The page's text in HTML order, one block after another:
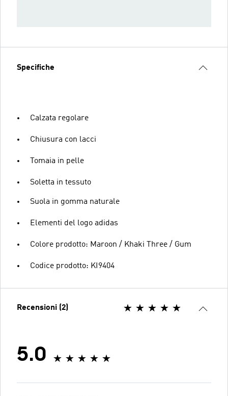
Specifiche
Calzata regolare
Chiusura con lacci
Tomaia in pelle
Soletta in tessuto
Suola in gomma naturale
Elementi del logo adidas
Colore prodotto: Maroon / Khaki Three / Gum
Codice prodotto: KI9404
Recensioni (2)
5.0